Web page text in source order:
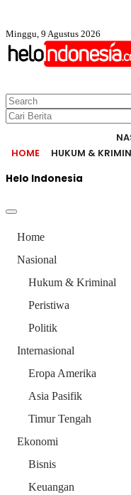
Minggu, 9 Agustus 2026
HOME
HUKUM &
Helo Indonesia
Home
Nasional
Hukum & Kriminal
Peristiwa
Politik
Internasional
Eropa Amerika
Asia Pasifik
Timur Tengah
Ekonomi
Bisnis
Keuangan